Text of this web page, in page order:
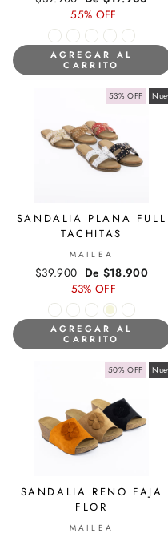
habitual
de
oferta
55% OFF
AGREGAR AL
CARRITO
53% OFF
SANDALIA PLANA FULL
TACHITAS
MAILEA
Precio
habitual
$39.900 Precio
de
oferta
De $18.900
53% OFF
AGREGAR AL
CARRITO
50% OFF
SANDALIA RENO FAJA
FLOR
MAILEA